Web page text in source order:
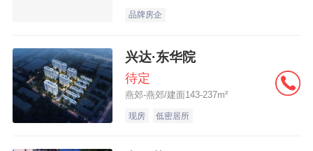
值得注意的是，中海地产新增货值增速明
得一块地，并且刷新了北京单笔土地出让金
新纪录。另外，12月中海亦投入110.054亿
元获取北京首宗不限价宅地，以及联合华润
置地竞得深圳185亿地块。
品牌房企
兴达·东华院
待定
燕郊-燕郊/建面143-237m²
现房 低密居所